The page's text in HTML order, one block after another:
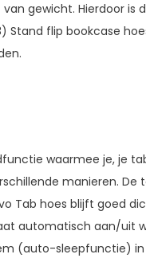
gewicht. Hierdoor is
Stand flip bookcase
waarmee je, je
manieren. De
Tab hoes blijft goed
automatisch aan/uit
(auto-sleepfunctie) in